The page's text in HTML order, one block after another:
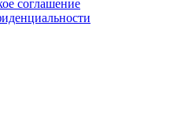
соглашение